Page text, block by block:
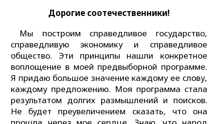
Дорогие соотечественники!
Мы построим справедливое государство,
справедливую экономику и справедливое
общество. Эти принципы нашли конкретное
воплощение в моей предвыборной программе.
Я придаю большое значение каждому ее слову,
каждому предложению. Моя программа стала
результатом долгих размышлений и поисков.
Не будет преувеличением сказать, что она